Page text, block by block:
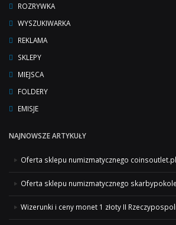
ROZRYWKA
WYSZUKIWARKA
REKLAMA
SKLEPY
MIEJSCA
FOLDERY
EMISJE
NAJNOWSZE ARTYKUŁY
Oferta sklepu numizmatycznego coinsoutlet.pl
Oferta sklepu numizmatycznego
Wizerunki i ceny monet 1 złoty II